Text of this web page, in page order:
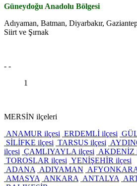
Güneydoğu Anadolu Bölgesi
Adıyaman, Batman, Diyarbakır,
Siirt ve Şırnak
- -
1
MERSİN ilçeleri
ANAMUR ilçesi ERDEMLİ ilçesi
SİLİFKE ilçesi TARSUS ilçesi
ilçesi ÇAMLIYAYLA ilçesi AKDENİZ
TOROSLAR ilçesi YENİŞEHİR ilçesi
ADANA ADIYAMAN
AMASYA ANKARA ANTALYA